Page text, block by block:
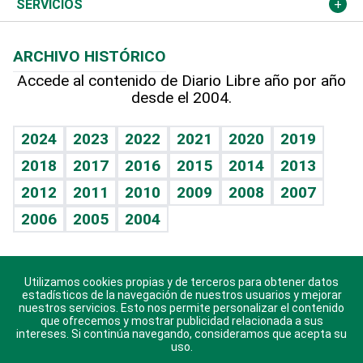
Hablando con el pediatra
Vida y familia
Eñe
Celebrando la vida
Sin complejos
En pocas palabras
Escuchando al corazón
Economía Personal
Línea de hit
TBT Deportivo
Más firmas
Cambio climático
Opinión
Hecho en casa
Guía del dinero
SERVICIOS
Cumpleaños
Horóscopos
Crucigramas
ARCHIVO HISTÓRICO
Accede al contenido de Diario Libre año por año
desde el 2004.
2024 2023 2022 2021 2020
2019
2018
2017 2016 2015 2014
2013
2012
2011 2010 2009 2008
2007
2006
2005 2004
Descarga nuestras aplicaciones para Android, iOS y
sistema Huawei.
Utilizamos cookies propias y de terceros para obtener datos
estadísticos de la navegación de nuestros usuarios y mejorar
nuestros servicios. Esto nos permite personalizar el contenido
que ofrecemos y mostrar publicidad relacionada a sus
intereses. Si continúa navegando, consideramos que acepta su
uso.